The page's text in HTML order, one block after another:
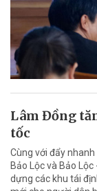
Lâm Đồng
tốc
Cùng với đẩy
Bảo Lộc và Bảo
dựng các khu tái